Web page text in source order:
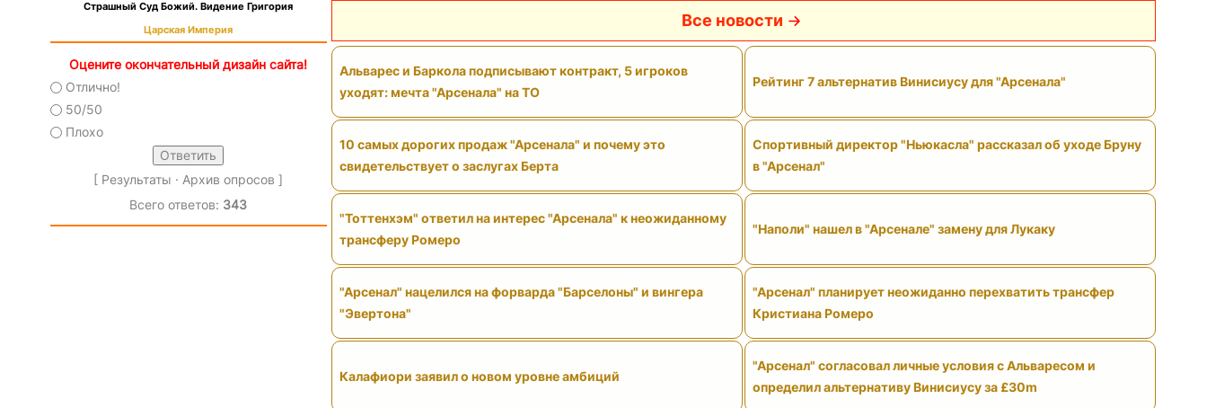
Страшный Суд Божий. Видение Григория
Царская Империя
Оцените окончательный дизайн сайта!
Отлично!
50/50
Плохо
[ Результаты · Архив опросов ]
Всего ответов: 343
Все новости
Альварес и Баркола подписывают контракт, 5 игроков
уходят: мечта "Арсенала" на ТО
Рейтинг 7 альтернатив Винисиусу для "Арсенала"
10 самых дорогих продаж "Арсенала" и почему это
свидетельствует о заслугах Берта
Спортивный директор "Ньюкасла" рассказал об уходе Бруну
в "Арсенал"
"Тоттенхэм" ответил на интерес "Арсенала" к неожиданному
трансферу Ромеро
"Наполи" нашел в "Арсенале" замену для Лукаку
"Арсенал" нацелился на форварда "Барселоны" и вингера
"Эвертона"
"Арсенал" планирует неожиданно перехватить трансфер
Кристиана Ромеро
Калафиори заявил о новом уровне амбиций
"Арсенал" согласовал личные условия с Альваресом и
определил альтернативу Винисиусу за £30m